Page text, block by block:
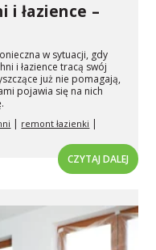
i łazience –
w sytuacji, gdy
i łazience tracą swój
już nie pomagają,
pojawia się na nich
| remont łazienki |
CZYTAJ DALEJ